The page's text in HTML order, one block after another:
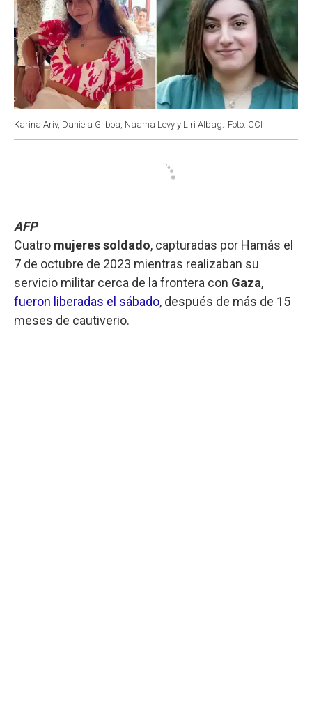
Karina Ariv, Daniela Gilboa, Naama Levy y Liri Albag. Foto: CCI
AFP
Cuatro mujeres soldado, capturadas por Hamás el
7 de octubre de 2023 mientras realizaban su
servicio militar cerca de la frontera con Gaza,
fueron liberadas el sábado, después de más de 15
meses de cautiverio.